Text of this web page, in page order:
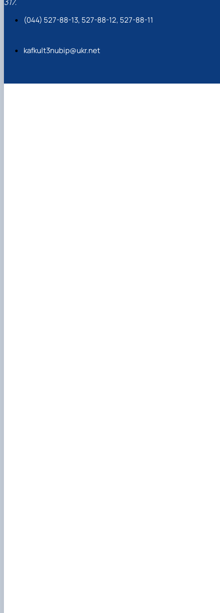
(044) 527-88-13, 527-88-12, 527-88-11
kafkult3nubip@ukr.net